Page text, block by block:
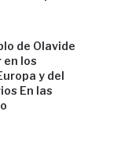
de Olavide
los
y del
En las